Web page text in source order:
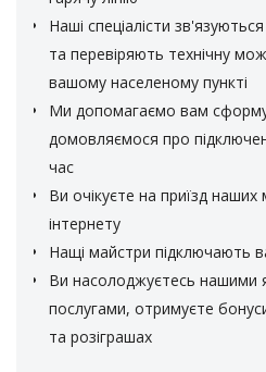
Наші спеціалісти
та перевіряють технічну
вашому населеному пункті
Ми допомагаємо вам
домовляємося про
час
Ви очікуєте на приїзд наших
інтернету
Нащі майстри підключають
Ви насолоджуєтесь нашими
послугами, отримуєте
та розіграшах